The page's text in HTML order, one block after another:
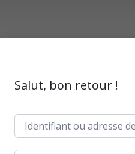
Salut, bon retour !